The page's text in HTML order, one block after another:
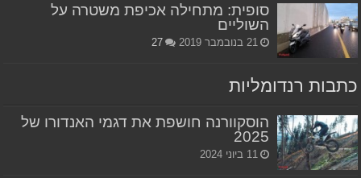
סופית: מתחילה אכיפת משטרה על
השוליים
21 בנובמבר 2019 27
כתבות רנדומליות
הוסקוורנה חושפת את דגמי האנדורו של
2025
11 ביוני 2024